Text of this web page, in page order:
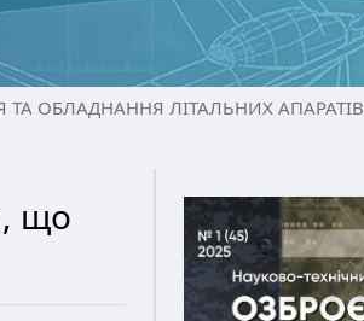
ТА ОБЛАДНАННЯ ЛІТАЛЬНИХ АПАРАТІВ
що